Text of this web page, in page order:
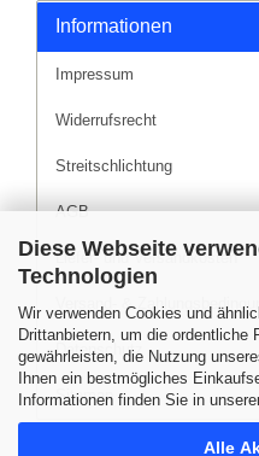
Diese Webseite
Technologien
Wir verwenden Cookies und
Drittanbietern, um die ordentliche
gewährleisten, die Nutzung
Ihnen ein bestmögliches
Informationen finden Sie in
Alle
Informationen
Impressum
Widerrufsrecht
Streitschlichtung
AGB
Liefer- und Versandkosten
Versand- &
Datenschutz
Sitemap